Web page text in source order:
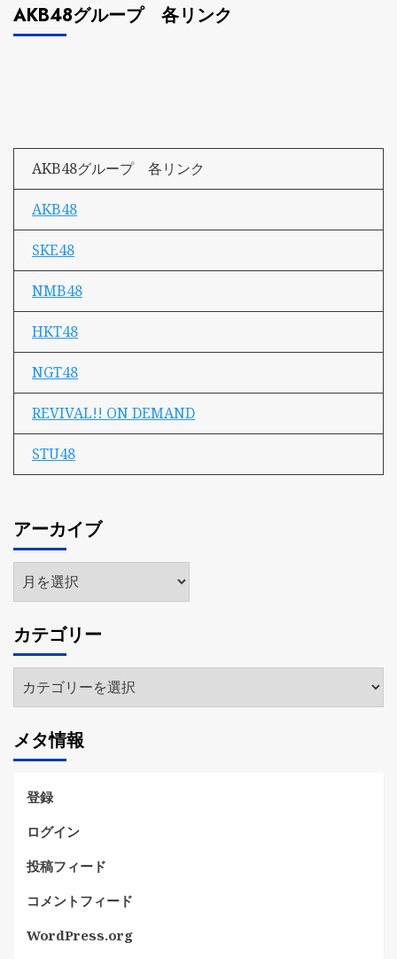
AKB48グループ 各リンク
AKB48グループ 各リンク
AKB48
SKE48
NMB48
HKT48
NGT48
REVIVAL!! ON DEMAND
STU48
アーカイブ
ア
ー
イ
ブ
カテゴリー
テ
リ
ー
メタ情報
登録
ログイン
投稿フィード
コメントフィード
WordPress.org